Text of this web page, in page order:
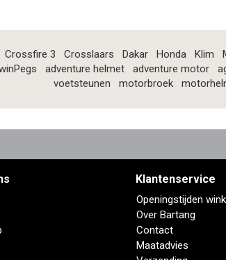
Crossfire 3 Crosslaars Dakar Honda Klim
adventure helmet adventure motor
voetsteunen
motorbroek
Klantenservice
Openingstijden
Over Bartang
Contact
Maatadvies